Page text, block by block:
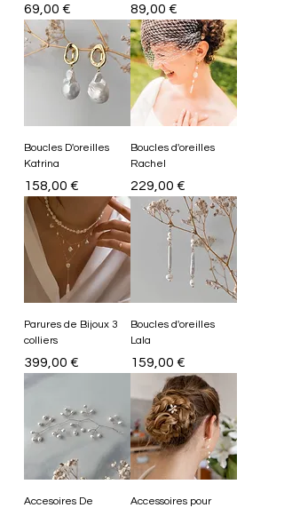
Prix
69,00 € Prix
89,00 €
Boucles D'oreilles
Katrina
Prix
158,00 €
Boucles d'oreilles
Rachel
Prix
229,00 €
Parures de Bijoux 3
colliers
Prix
399,00 €
Boucles d'oreilles
Lala
Prix
159,00 €
Accesoires De
Accessoires pour